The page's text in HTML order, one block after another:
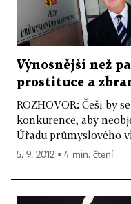
Výnosnější než
prostituce a
ROZHOVOR: Češi by
konkurence, aby
Úřadu průmyslového
5. 9. 2012 ▪ 4 min. čtení